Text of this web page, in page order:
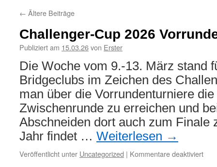
← Ältere Beiträge
Challenger-Cup 2026
Publiziert am 15.03.26von Erster
Die Woche vom 9.-13. März stand
Bridgeclubs im Zeichen des
man über die Vorrundenturniere
Zwischenrunde zu erreichen und
Abschneiden dort auch zum Finale
Jahr findet … Weiterlesen →
Veröffentlicht unter Uncategorized | Kommentare deaktiviertfür